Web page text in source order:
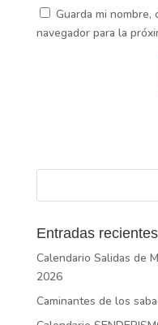
Guarda mi
navegador para la
Entradas recientes
Calendario Salidas de
2026
Caminantes de los